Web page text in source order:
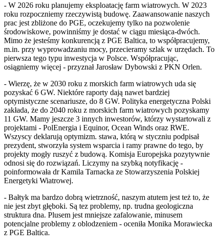
- W 2026 roku planujemy eksploatację farm wiatrowych. W 2023
roku rozpoczniemy rzeczywistą budowę. Zaawansowanie naszych
prac jest zbliżone do PGE, oczekujemy tylko na pozwolenie
środowiskowe, powinniśmy je dostać w ciągu miesiąca-dwóch.
Mimo że jesteśmy konkurencją z PGE Baltica, to współpracujemy,
m.in. przy wyprowadzaniu mocy, przecieramy szlak w urzędach. To
pierwsza tego typu inwestycja w Polsce. Współpracując,
osiągniemy więcej - przyznał Jarosław Dybowski z PKN Orlen.
- Wierzę, że w 2030 roku z morskich farm wiatrowych uda się
pozyskać 6 GW. Niektóre raporty dają nawet bardziej
optymistyczne scenariusze, do 8 GW. Polityka energetyczna Polski
zakłada, że do 2040 roku z morskich farm wiatrowych pozyskamy
11 GW. Mamy jeszcze 3 innych inwestorów, którzy wystartowali z
projektami - PolEnergia i Equinor, Ocean Winds oraz RWE.
Wszyscy deklarują optymizm. stawa, którą w styczniu podpisał
prezydent, stworzyła system wsparcia i ramy prawne do tego, by
projekty mogły ruszyć z budową. Komisja Europejska pozytywnie
odnosi się do rozwiązań. Liczymy na szybką notyfikację -
poinformowała dr Kamila Tarnacka ze Stowarzyszenia Polskiej
Energetyki Wiatrowej.
- Bałtyk ma bardzo dobrą wietrzność, naszym atutem jest też to, że
nie jest zbyt głęboki. Są tez problemy, np. trudna geologiczna
struktura dna. Plusem jest mniejsze zafalowanie, minusem
potencjalne problemy z oblodzeniem - oceniła Monika Morawiecka
z PGE Baltica.